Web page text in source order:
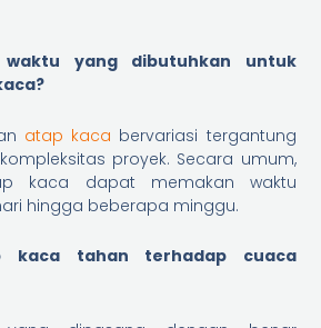
yang dibutuhkan untuk
atap kaca bervariasi tergantung
proyek. Secara umum,
kaca dapat memakan waktu
hingga beberapa minggu.
kaca tahan terhadap cuaca